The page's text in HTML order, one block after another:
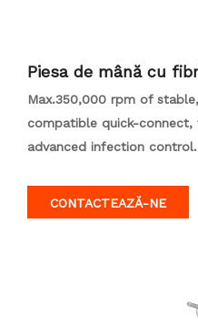
Piesa de mână cu
avo
Max.350,000 rpm of
compatible quick-
advanced infection
CONTACTEAZĂ-NE